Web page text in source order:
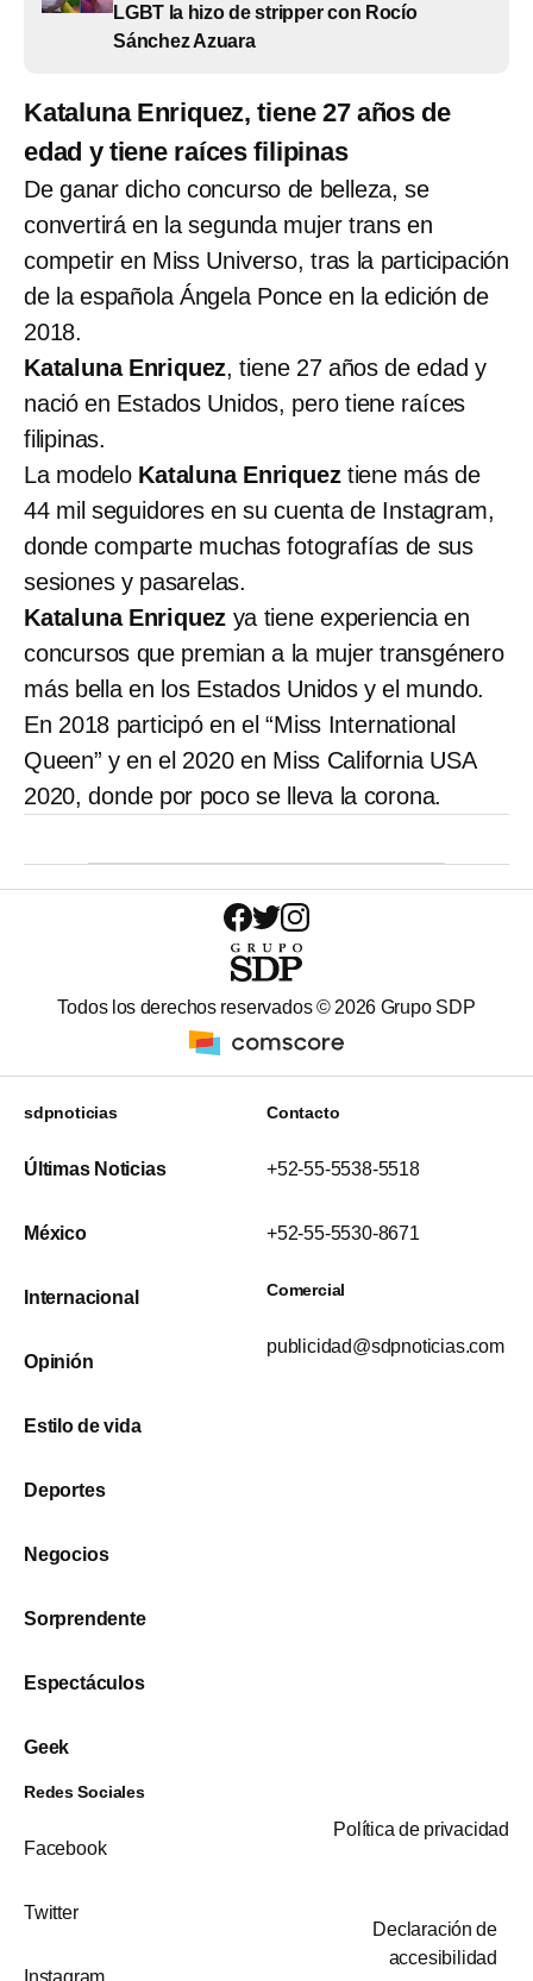
LGBT la hizo de stripper con Rocío
Sánchez Azuara
Kataluna Enriquez, tiene 27 años de
edad y tiene raíces filipinas
De ganar dicho concurso de belleza, se
convertirá en la segunda mujer trans en
competir en Miss Universo, tras la participación
de la española Ángela Ponce en la edición de
2018.
Kataluna Enriquez, tiene 27 años de edad y
nació en Estados Unidos, pero tiene raíces
filipinas.
La modelo Kataluna Enriqueztiene más de
44 mil seguidores en su cuenta de Instagram,
donde comparte muchas fotografías de sus
sesiones y pasarelas.
Kataluna Enriquez ya tiene experiencia en
concursos que premian a la mujer transgénero
más bella en los Estados Unidos y el mundo.
En 2018 participó en el “Miss International
Queen” y en el 2020 en Miss California USA
2020, donde por poco se lleva la corona.
Todos los derechos reservados © 2026 Grupo SDP
sdpnoticias
Últimas Noticias
México
Internacional
Opinión
Estilo de vida
Deportes
Negocios
Sorprendente
Espectáculos
Geek
Contacto
+52-55-5538-5518
+52-55-5530-8671
Comercial
publicidad@sdpnoticias.com
Redes Sociales
Facebook
Twitter
Instagram
Política de privacidad
Declaración de
accesibilidad